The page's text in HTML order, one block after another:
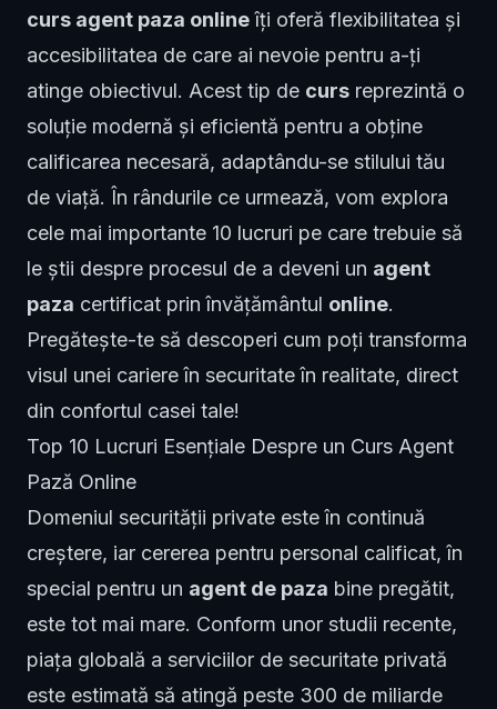
curs agent paza onlineîți oferă flexibilitatea și
accesibilitatea de care ai nevoie pentru a-ți
atinge obiectivul. Acest tip de curs reprezintă o
soluție modernă și eficientă pentru a obține
calificarea necesară, adaptându-se stilului tău
de viață. În rândurile ce urmează, vom explora
cele mai importante 10 lucruri pe care trebuie să
le știi despre procesul de a deveni un agent
paza certificat prin învățământul online.
Pregătește-te să descoperi cum poți transforma
visul unei cariere în securitate în realitate, direct
din confortul casei tale!
Top 10 Lucruri Esențiale Despre un Curs Agent
Pază Online
Domeniul securității private este în continuă
creștere, iar cererea pentru personal calificat, în
special pentru un agent de paza bine pregătit,
este tot mai mare. Conform unor studii recente,
piața globală a serviciilor de securitate privată
este estimată să atingă peste 300 de miliarde